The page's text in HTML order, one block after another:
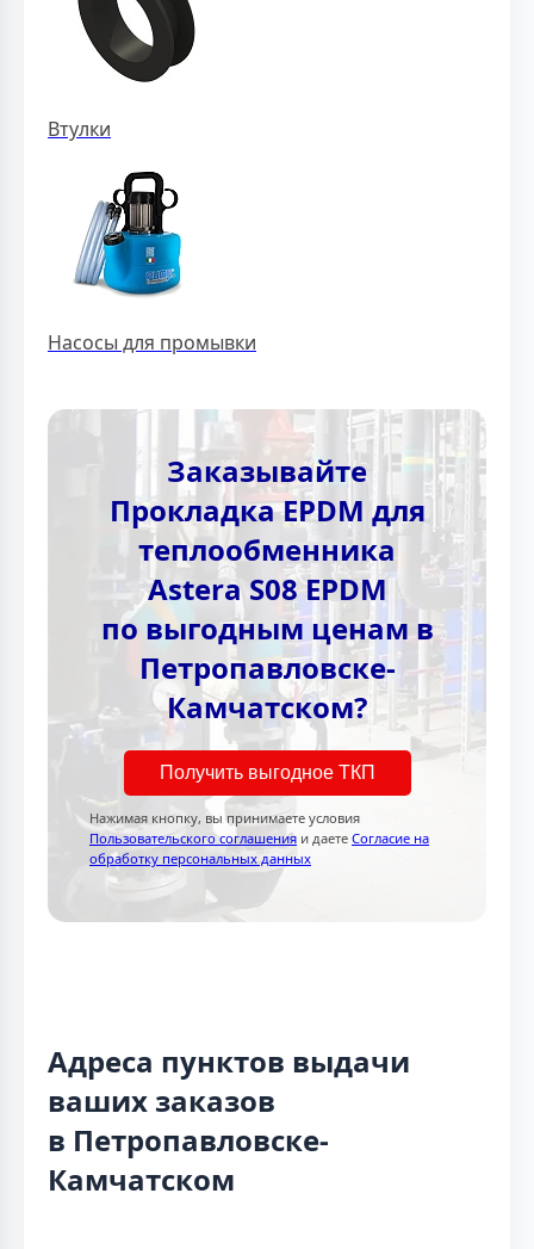
Втулки
Насосы для промывки
Заказывайте
Прокладка EPDM для
теплообменника
Astera S08 EPDM
по выгодным ценам в
Петропавловске-
Камчатском?
Получить выгодное ТКП
Нажимая кнопку, вы принимаете условия
Пользовательского соглашения и даете Согласие на
обработку персональных данных
Адреса пунктов выдачи
ваших заказов
в Петропавловске-
Камчатском